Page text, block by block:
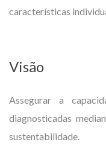
características
Visão
Assegurar a
diagnosticadas
sustentabilidade.